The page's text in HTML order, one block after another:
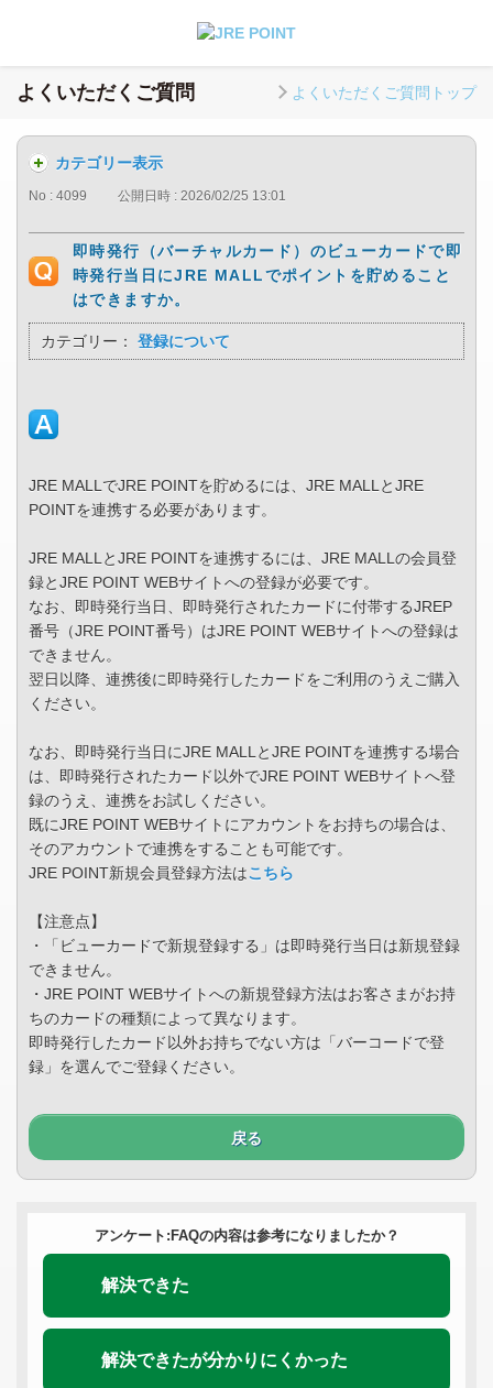
よくいただくご質問 よくいただくご質問トップ
カテゴリー表示
No : 4099 公開日時 : 2026/02/25 13:01
即時発行（バーチャルカード）のビューカードで即
時発行当日にJRE MALLでポイントを貯めること
はできますか。
カテゴリー： 登録について
JRE MALLでJRE POINTを貯めるには、JRE MALLとJRE
POINTを連携する必要があります。
JRE MALLとJRE POINTを連携するには、JRE MALLの会員登
録とJRE POINT WEBサイトへの登録が必要です。
なお、即時発行当日、即時発行されたカードに付帯するJREP
番号（JRE POINT番号）はJRE POINT WEBサイトへの登録は
できません。
翌日以降、連携後に即時発行したカードをご利用のうえご購入
ください。
なお、即時発行当日にJRE MALLとJRE POINTを連携する場合
は、即時発行されたカード以外でJRE POINT WEBサイトへ登
録のうえ、連携をお試しください。
既にJRE POINT WEBサイトにアカウントをお持ちの場合は、
そのアカウントで連携をすることも可能です。
JRE POINT新規会員登録方法はこちら
【注意点】
・「ビューカードで新規登録する」は即時発行当日は新規登録
できません。
・JRE POINT WEBサイトへの新規登録方法はお客さまがお持
ちのカードの種類によって異なります。
即時発行したカード以外お持ちでない方は「バーコードで登
録」を選んでご登録ください。
戻る
アンケート:FAQの内容は参考になりましたか？
解決できた
解決できたが分かりにくかった